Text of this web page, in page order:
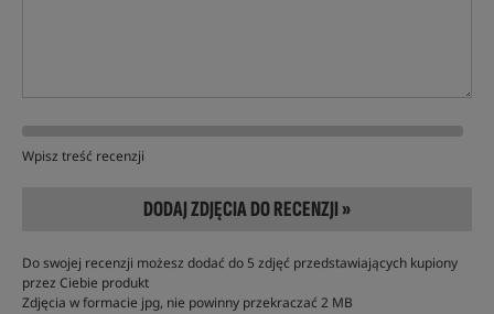
Wpisz treść recenzji
DODAJ ZDJĘCIA DO RECENZJI »
Do swojej recenzji możesz dodać do 5 zdjęć przedstawiających kupiony
przez Ciebie produkt
Zdjęcia w formacie jpg, nie powinny przekraczać 2 MB